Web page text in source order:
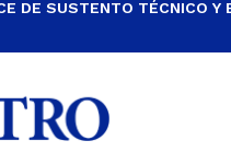
DE SUSTENTO TÉCNICO Y